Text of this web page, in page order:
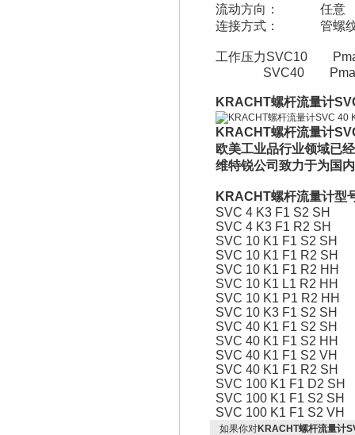
流动方向： 任意
连接方式： 管螺纹标
工作压力SVC10
SVC40
KRACHT螺杆流量计
KRACHT螺杆流量计
欧美工业品行业领域已
维特锐公司致力于为国
KRACHT螺杆流量计型
SVC 4 K3 F1 S2 SH
SVC 4 K3 F1 R2 SH
SVC 10 K1 F1 S2 SH
SVC 10 K1 F1 R2 SH
SVC 10 K1 F1 R2 HH
SVC 10 K1 L1 R2 HH
SVC 10 K1 P1 R2 HH
SVC 10 K3 F1 S2 SH
SVC 40 K1 F1 S2 SH
SVC 40 K1 F1 S2 HH
SVC 40 K1 F1 S2 VH
SVC 40 K1 F1 R2 SH
SVC 100 K1 F1 D2 SH
SVC 100 K1 F1 S2 SH
SVC 100 K1 F1 S2 VH
如果你对KRACHT螺杆流量计